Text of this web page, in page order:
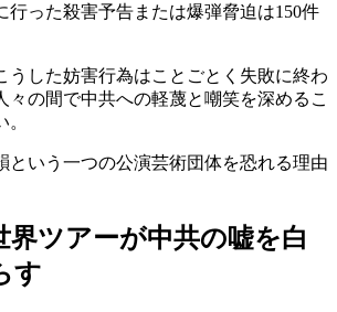
行った殺害予告または爆弾脅迫は150件
うした妨害行為はことごとく失敗に終わ
々の間で中共への軽蔑と嘲笑を深めるこ
という一つの公演芸術団体を恐れる理由
ツアーが中共の嘘を白
す